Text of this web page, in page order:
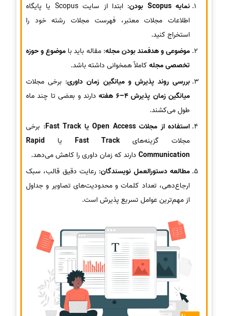
نمایه Scopus بودن
: ابتدا از سایت Scopus یا پایگاه
اطلاعات مجلات معتبر، فهرست مجلات رشته خود را
استخراج کنید.
موضوعی و هدفمند بودن مجله: مقاله باید با موضوع و حوزه
تخصصی مجله کاملاً همخوانی داشته باشد.
بررسی روند پذیرش و میانگین زمان داوری: برخی مجلات
میانگین زمان پذیرش 4–6 هفته
دارند و بعضی تا چند ماه
طول می‌کشند.
استفاده از مجلات Open Access یا Fast Track
: برخی
مجلات گزینه‌هایFast Track یا Rapid
Communication دارند که زمان داوری را کاهش می‌دهد.
مطالعه دستورالعمل نویسندگان: رعایت دقیق قالب، سبک
ارجاع‌دهی، تعداد کلمات و محدودیت‌های تصاویر و جداول
از مهم‌ترین عوامل تسریع پذیرش است.